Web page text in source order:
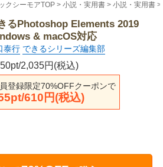
クシーモアTOP 小説・実用書 小説・実用書
るPhotoshop Elements 2019
& macOS対応
泰行 できるシリーズ編集部
2,035円(税込)
登録限定70%OFFクーポンで
610円(税込)